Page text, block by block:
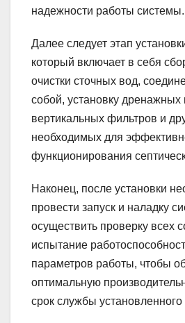
надежности работы системы.
Далее следует этап
который включает в себя
очистки сточных вод,
собой, установку дренажных
вертикальных фильтров и
необходимых для
функционирования
Наконец, после установки
провести запуск и наладку
осуществить проверку всех
испытание
параметров работы, чтобы
оптимальную
срок службы установленного